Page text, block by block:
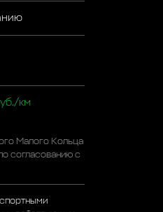
км
Малого Кольца
согласованию с